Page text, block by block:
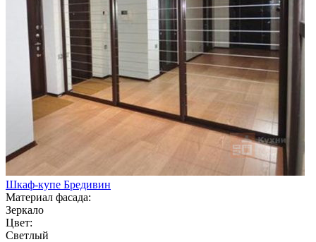
Шкаф-купе Бредивин
Материал фасада:
Зеркало
Цвет:
Светлый